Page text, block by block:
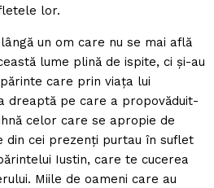
lor.
un om care nu se mai află
lume plină de ispite, ci şi-au
care prin viaţa lui
dreaptă pe care a propovăduit-
celor care se apropie de
din cei prezenţi purtau în suflet
Iustin, care te cucerea
Miile de oameni care au